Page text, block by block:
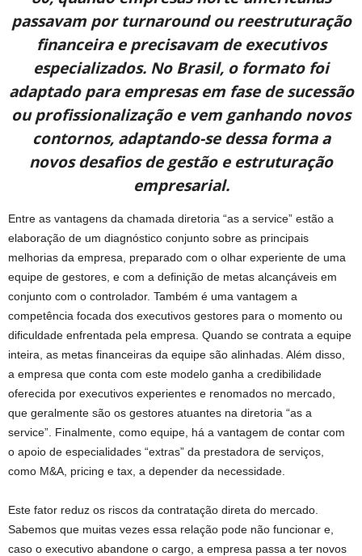
passavam por turnaround ou reestruturação
financeira e precisavam de executivos
especializados. No Brasil, o formato foi
adaptado para empresas em fase de sucessão
ou profissionalização e vem ganhando novos
contornos, adaptando-se dessa forma a
novos desafios de gestão e estruturação
empresarial.
Entre as vantagens da chamada diretoria “as a service” estão a
elaboração de um diagnóstico conjunto sobre as principais
melhorias da empresa, preparado com o olhar experiente de uma
equipe de gestores, e com a definição de metas alcançáveis em
conjunto com o controlador. Também é uma vantagem a
competência focada dos executivos gestores para o momento ou
dificuldade enfrentada pela empresa. Quando se contrata a equipe
inteira, as metas financeiras da equipe são alinhadas. Além disso,
a empresa que conta com este modelo ganha a credibilidade
oferecida por executivos experientes e renomados no mercado,
que geralmente são os gestores atuantes na diretoria “as a
service”. Finalmente, como equipe, há a vantagem de contar com
o apoio de especialidades “extras” da prestadora de serviços,
como M&A, pricing e tax, a depender da necessidade.
Este fator reduz os riscos da contratação direta do mercado.
Sabemos que muitas vezes essa relação pode não funcionar e,
caso o executivo abandone o cargo, a empresa passa a ter novos